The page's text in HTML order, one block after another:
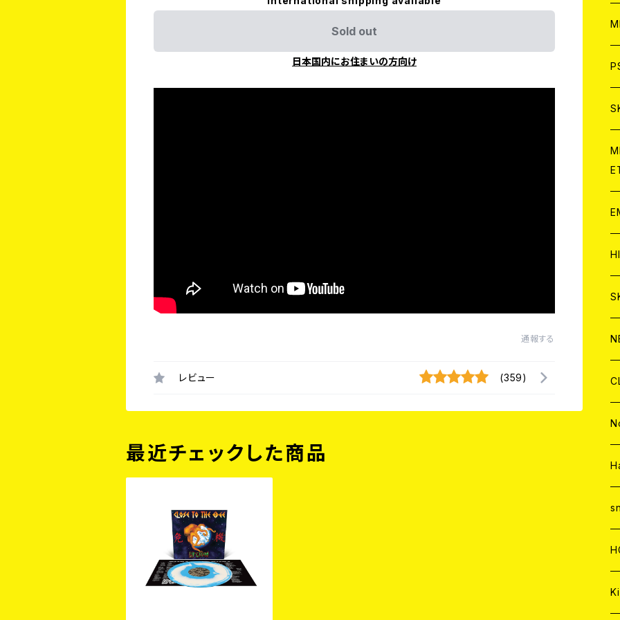
Sold out
日本国内にお住まいの方向け
通報する
レビュー (359)
最近チェックした商品